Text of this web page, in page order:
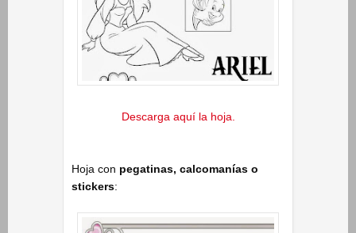
Descarga aquí la hoja.
Hoja con pegatinas, calcomanías o
stickers: